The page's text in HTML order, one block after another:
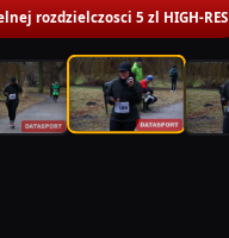
rozdzielczosci 5 zl HIGH-RES